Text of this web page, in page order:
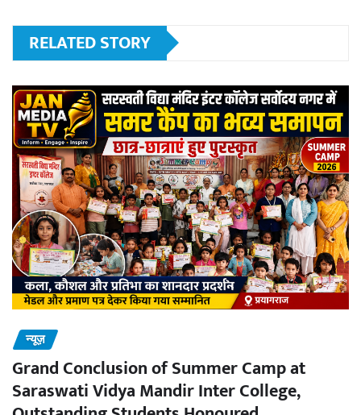
RELATED STORY
न्यूज़
Grand Conclusion of Summer Camp at
Saraswati Vidya Mandir Inter College,